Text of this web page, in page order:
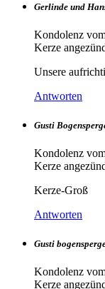
Gerlinde und
Kondolenz
Kerze
Unsere
Antworten
Gusti
Kondolenz
Kerze
Kerze-Groß
Antworten
Gusti
Kondolenz
Kerze